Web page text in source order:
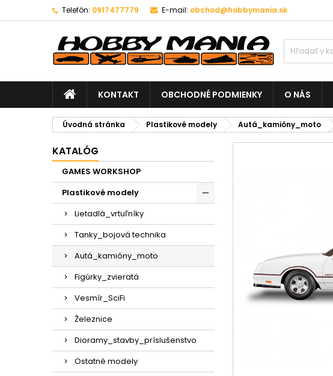
Telefón: 0917477779 E-mail: obchod@hobbymania.sk
KONTAKT OBCHODNÉ PODMIENKY O NÁS
Úvodná stránka Plastikové modely Autá_kamióny_moto
KATALÓG
GAMES WORKSHOP
Plastikové modely
Lietadlá_vrtuľníky
Tanky_bojová technika
Autá_kamióny_moto
Figúrky_zvieratá
Vesmír_SciFi
Železnice
Dioramy_stavby_príslušenstvo
Ostatné modely